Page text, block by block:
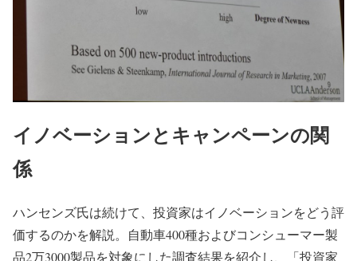
イノベーションとキャンペーンの関
係
ハンセンズ氏は続けて、投資家はイノベーションをどう評
価するのかを解説。自動車400種およびコンシューマー製
品2万3000製品を対象にした調査結果を紹介し、「投資家